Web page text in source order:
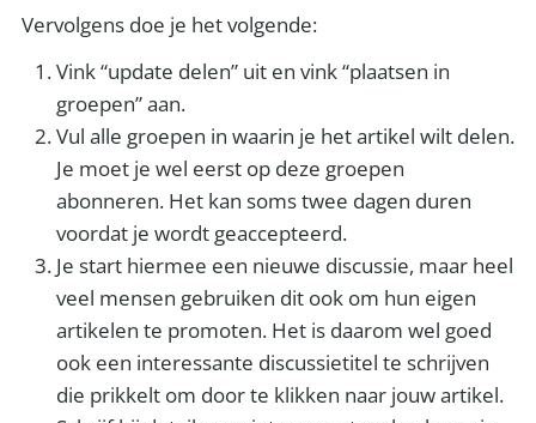
Vervolgens doe je het volgende:
Vink “update delen” uit en vink “plaatsen in
groepen” aan.
Vul alle groepen in waarin je het artikel wilt delen.
Je moet je wel eerst op deze groepen
abonneren. Het kan soms twee dagen duren
voordat je wordt geaccepteerd.
Je start hiermee een nieuwe discussie, maar heel
veel mensen gebruiken dit ook om hun eigen
artikelen te promoten. Het is daarom wel goed
ook een interessante discussietitel te schrijven
die prikkelt om door te klikken naar jouw artikel.